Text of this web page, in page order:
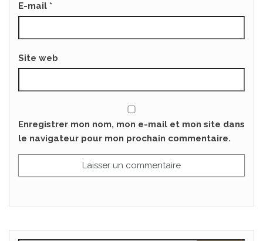
E-mail *
Site web
Enregistrer mon nom, mon e-mail et mon site dans
le navigateur pour mon prochain commentaire.